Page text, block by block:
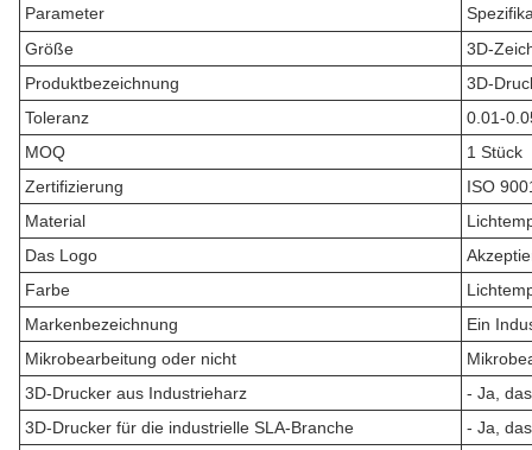
Parameter
Größe
3D-
Produktbezeichnung
3D-
Toleranz
0.01-
MOQ
1 Stück
Zertifizierung
ISO
Material
Das Logo
Farbe
Markenbezeichnung
Ein
Mikrobearbeitung oder nicht
3D-Drucker aus Industrieharz
- Ja,
3D-Drucker für die industrielle SLA-Branche
- Ja,